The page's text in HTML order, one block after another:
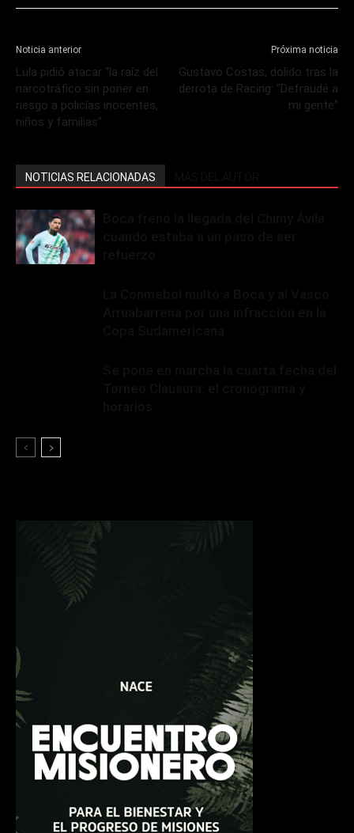
Noticia anterior
Lula pidió atacar “la raíz del
narcotráfico sin poner en
riesgo a policías inocentes,
niños y familias”
Próxima noticia
Gustavo Costas, dolido tras la
derrota de Racing: “Defraudé a
mi gente”
NOTICIAS RELACIONADAS